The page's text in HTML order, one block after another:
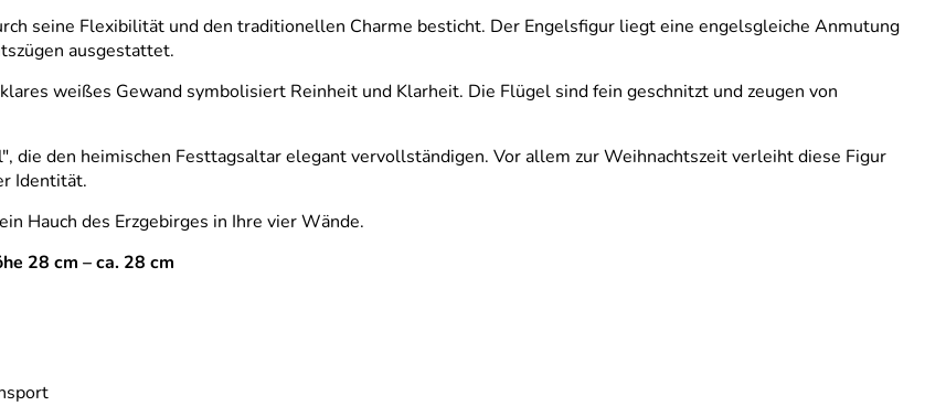
seine Flexibilität und den traditionellen Charme besticht. Der Engelsfigur liegt eine engelsgleiche Anmutung
ausgestattet.
weißes Gewand symbolisiert Reinheit und Klarheit. Die Flügel sind fein geschnitzt und zeugen von
die den heimischen Festtagsaltar elegant vervollständigen. Vor allem zur Weihnachtszeit verleiht diese Figur
Identität.
Hauch des Erzgebirges in Ihre vier Wände.
28 cm – ca. 28 cm